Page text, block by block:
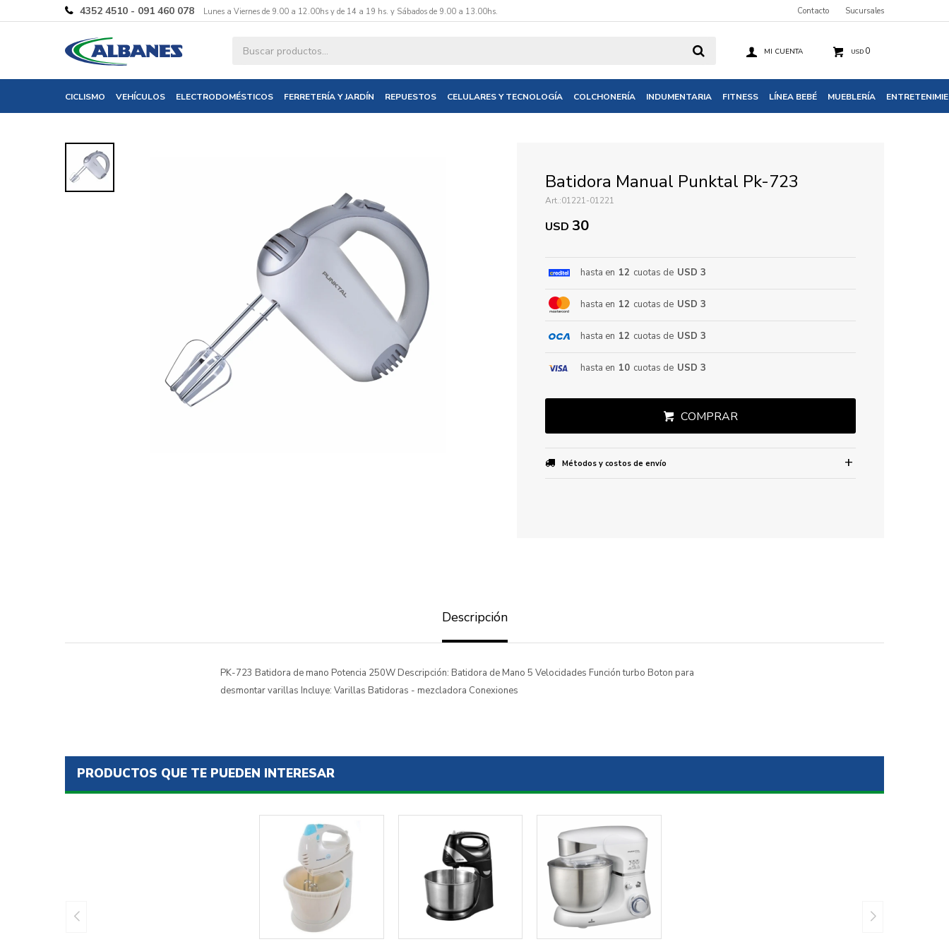
CICLISMO VEHÍCULOS ELECTRODOMÉSTICOS FERRETERÍA Y JARDÍN REPUESTOS CELULARES Y TECNOLOGÍA COLCHONERÍA INDUMENTARIA FITNESS LÍNEA BEBÉ MUEBLERÍA
USD 0
4352 4510 - 091 460 078 Lunes a Viernes de 9.00 a 12.00hs y de 14 a 19 hs. y Sábados de 9.00 a 13.00hs. Contacto Sucursales
Batidora Manual Punktal Pk-723
01221-01221
USD 30
hasta en 12 cuotas de USD 3
hasta en 12 cuotas de USD 3
hasta en 12 cuotas de USD 3
hasta en 10 cuotas de USD 3
COMPRAR
Métodos y costos de envío
Descripción
PK-723 Batidora de mano Potencia 250W Descripción: Batidora de Mano 5 Velocidades Función turbo Boton para
desmontar varillas Incluye: Varillas Batidoras - mezcladora Conexiones
PRODUCTOS QUE TE PUEDEN INTERESAR
Ingresa tus datos y te informaremos cuando tengamos stock disponible.
Mensaje